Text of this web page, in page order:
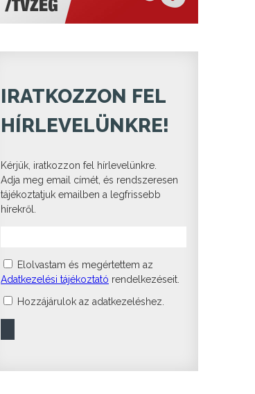
IRATKOZZON FEL
HÍRLEVELÜNKRE!
Kérjük, iratkozzon fel hírlevelünkre.
Adja meg email címét, és rendszeresen
tájékoztatjuk emailben a legfrissebb
hírekről.
Elolvastam és megértettem az
Adatkezelési tájékoztató rendelkezéseit.
Hozzájárulok az adatkezeléshez.